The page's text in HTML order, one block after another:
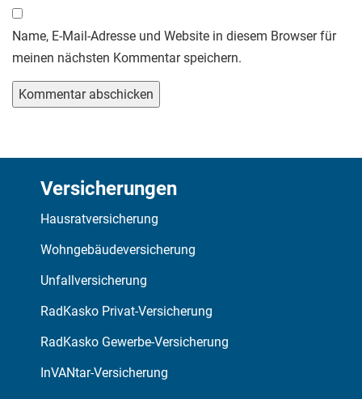
Name, E-Mail-Adresse und Website in diesem Browser für
meinen nächsten Kommentar speichern.
Versicherungen
Hausratversicherung
Wohngebäudeversicherung
Unfallversicherung
RadKasko Privat-Versicherung
RadKasko Gewerbe-Versicherung
InVANtar-Versicherung